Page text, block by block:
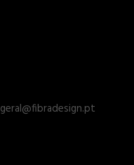
geral@fibradesign.pt